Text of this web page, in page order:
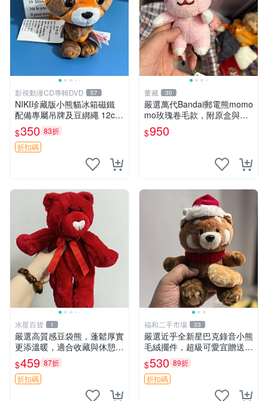
影視動漫CD專輯DVD 57
NIKI珍藏版小熊貓冰箱磁鐵
配備專屬吊牌及豆綁繩 12cm
廢品嚴選 好評推薦 小熊貓冰
箱貼 磁鐵掛件 冰箱飾品
$350 83折
折扣碼
董藏 30
嚴選萬代Bandai郵電熊momo
mo玫瑰卷毛款，附原盒與吊
牌，粉嫩可愛入手即柔軟～
玫瑰卷毛 郵電熊 正品
$950
水星百貨 1
嚴選高質感豆袋熊，蓬鬆厚實
更添溫暖，適合收藏與休憩。
前胸填充飽滿，背部亦具優雅
設計。 豆袋熊 保暖 溫柔 蓬
松
$459 87折
折扣碼
福和二手市場 33
嚴選近乎全新星巴克錄音小熊
毛絨擺件，超級可愛宜贈送掛
飾 錄音小熊 毛絨擺件 贈品
$530 89折
折扣碼